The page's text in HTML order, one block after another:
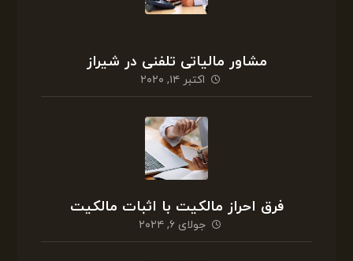
مشاور مالیاتی تلفنی در شیراز
اکتبر ۱۴, ۲۰۲۰
فرق احراز مالکیت با اثبات مالکیت
جولای ۶, ۲۰۲۴